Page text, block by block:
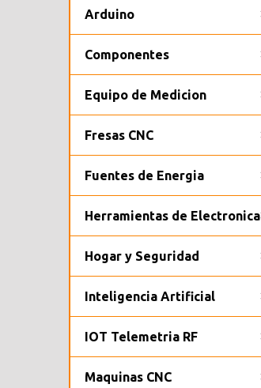
Arduino
Componentes
Equipo de Medicion
Fresas CNC
Fuentes de Energia
Herramientas de Electronica
Hogar y Seguridad
Inteligencia Artificial
IOT Telemetria RF
Maquinas CNC